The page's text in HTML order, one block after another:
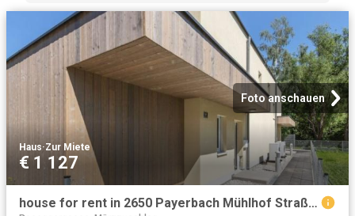
Foto anschauen
Haus·Zur Miete
€ 1 127
house for rent in 2650 Payerbach Mühlhof Straße 31 2650 Payerbach Mühlhof Straße 31